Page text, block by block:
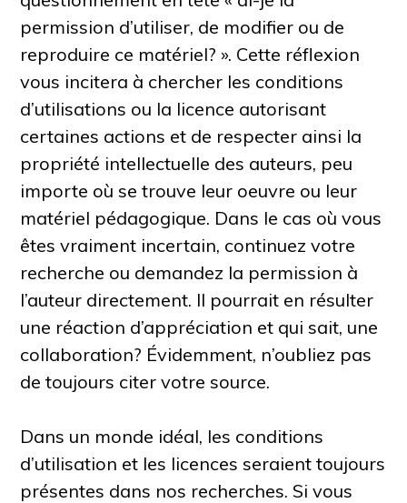
permission d’utiliser, de modifier ou de
reproduire ce matériel?». Cette réflexion
vous incitera à chercher les conditions
d’utilisations ou la licence autorisant
certaines actions et de respecter ainsi la
propriété intellectuelle des auteurs, peu
importe où se trouve leur oeuvre ou leur
matériel pédagogique. Dans le cas où vous
êtes vraiment incertain, continuez votre
recherche ou demandez la permission à
l’auteur directement. Il pourrait en résulter
une réaction d’appréciation et qui sait, une
collaboration? Évidemment, n’oubliez pas
de toujours citer votre source.
Dans un monde idéal, les conditions
d’utilisation et les licences seraient toujours
présentes dans nos recherches. Si vous